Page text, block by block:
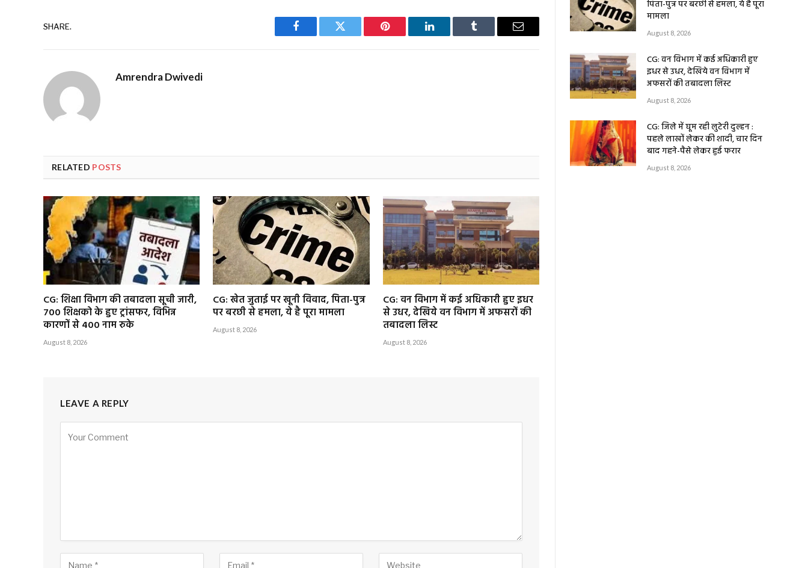
SHARE.
Facebook Twitter Pinterest LinkedIn Tumblr Email
Amrendra Dwivedi
RELATED POSTS
CG: शिक्षा विभाग की तबादला सूची जारी,
700 शिक्षको के हुए ट्रांसफर, विभिन्न
कारणों से 400 नाम रुके
August 8, 2026
CG: खेत जुताई पर खूनी विवाद, पिता-पुत्र
पर बरछी से हमला, ये है पूरा मामला
August 8, 2026
CG: वन विभाग में कई अधिकारी हुए इधर
से उधर, देखिये वन विभाग में अफसरों की
तबादला लिस्ट
August 8, 2026
LEAVE A REPLY
पिता-पुत्र पर बरछी से हमला, ये है पूरा
मामला
August 8, 2026
CG: वन विभाग में कई अधिकारी हुए
इधर से उधर, देखिये वन विभाग में
अफसरों की तबादला लिस्ट
August 8, 2026
CG: जिले में घूम रही लुटेरी दुल्हन :
पहले लाखों लेकर की शादी, चार दिन
बाद गहने-पैसे लेकर हुई फरार
August 8, 2026